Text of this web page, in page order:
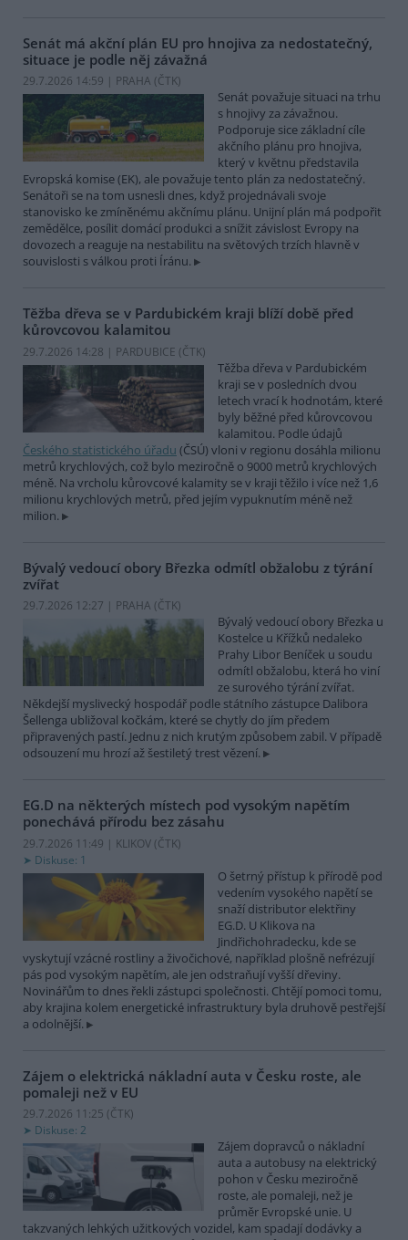
Senát má akční plán EU pro hnojiva za nedostatečný,
situace je podle něj závažná
29.7.2026 14:59 | PRAHA (ČTK)
Senát považuje situaci na trhu
s hnojivy za závažnou.
Podporuje sice základní cíle
akčního plánu pro hnojiva,
který v květnu představila
Evropská komise (EK), ale považuje tento plán za nedostatečný.
Senátoři se na tom usnesli dnes, když projednávali svoje
stanovisko ke zmíněnému akčnímu plánu. Unijní plán má podpořit
zemědělce, posílit domácí produkci a snížit závislost Evropy na
dovozech a reaguje na nestabilitu na světových trzích hlavně v
souvislosti s válkou proti Íránu.
Těžba dřeva se v Pardubickém kraji blíží době před
kůrovcovou kalamitou
29.7.2026 14:28 | PARDUBICE (ČTK)
Těžba dřeva v Pardubickém
kraji se v posledních dvou
letech vrací k hodnotám, které
byly běžné před kůrovcovou
kalamitou. Podle údajů
Českého statistického úřadu (ČSÚ) vloni v regionu dosáhla milionu
metrů krychlových, což bylo meziročně o 9000 metrů krychlových
méně. Na vrcholu kůrovcové kalamity se v kraji těžilo i více než 1,6
milionu krychlových metrů, před jejím vypuknutím méně než
milion.
Bývalý vedoucí obory Březka odmítl obžalobu z týrání
zvířat
29.7.2026 12:27 | PRAHA (ČTK)
Bývalý vedoucí obory Březka u
Kostelce u Křížků nedaleko
Prahy Libor Beníček u soudu
odmítl obžalobu, která ho viní
ze surového týrání zvířat.
Někdejší myslivecký hospodář podle státního zástupce Dalibora
Šellenga ubližoval kočkám, které se chytly do jím předem
připravených pastí. Jednu z nich krutým způsobem zabil. V případě
odsouzení mu hrozí až šestiletý trest vězení.
EG.D na některých místech pod vysokým napětím
ponechává přírodu bez zásahu
29.7.2026 11:49 | KLIKOV (ČTK)
Diskuse: 1
O šetrný přístup k přírodě pod
vedením vysokého napětí se
snaží distributor elektřiny
EG.D. U Klikova na
Jindřichohradecku, kde se
vyskytují vzácné rostliny a živočichové, například plošně nefrézují
pás pod vysokým napětím, ale jen odstraňují vyšší dřeviny.
Novinářům to dnes řekli zástupci společnosti. Chtějí pomoci tomu,
aby krajina kolem energetické infrastruktury byla druhově pestřejší
a odolnější.
Zájem o elektrická nákladní auta v Česku roste, ale
pomaleji než v EU
29.7.2026 11:25 (ČTK)
Diskuse: 2
Zájem dopravců o nákladní
auta a autobusy na elektrický
pohon v Česku meziročně
roste, ale pomaleji, než je
průměr Evropské unie. U
takzvaných lehkých užitkových vozidel, kam spadají dodávky a